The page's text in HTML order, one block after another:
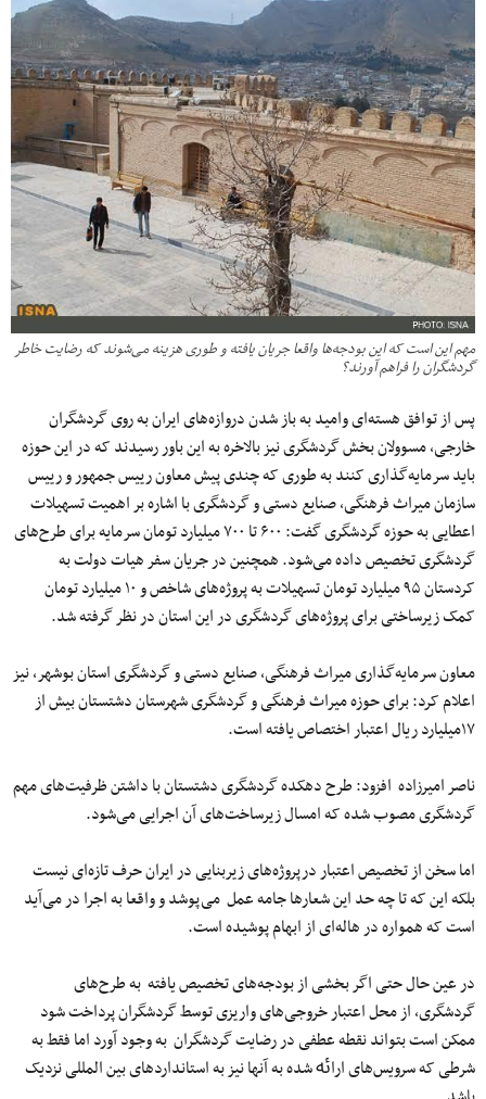
مهم این است که این بودجه‌ها واقعا جریان یافته و طوری هزینه می‌شوند که رضایت خاطر
گردشگران را فراهم آورند؟
پس از توافق هسته‌ای وامید به باز شدن دروازه‌های ایران به روی گردشگران
خارجی، مسوولان بخش گردشگری نیز بالاخره به این باور رسیدند که در این حوزه
باید سرمایه‌گذاری کنند به طوری که چندی پیش معاون رییس جمهور و رییس
سازمان میراث فرهنگی، صنایع دستی و گردشگری با اشاره بر اهمیت تسهیلات
اعطایی به حوزه گردشگری گفت: ۶۰۰ تا ۷۰۰ میلیارد تومان سرمایه برای طرح‌های
گردشگری تخصیص داده می‌شود. همچنین در جریان سفر هیات دولت به
کردستان ۹۵ میلیارد تومان تسهیلات به پروژه‌های شاخص و ۱۰ میلیارد تومان
کمک زیرساختی برای پروژه‌های گردشگری در این استان در نظر گرفته شد.
معاون سرمایه‌گذاری میراث فرهنگی، صنایع دستی و گردشگری استان بوشهر، نیز
اعلام کرد: برای حوزه میراث فرهنگی و گردشگری شهرستان دشتستان بیش از
۱۷میلیارد ریال اعتبار اختصاص یافته است.
ناصر امیرزاده افزود: طرح دهکده گردشگری دشتستان با داشتن ظرفیت‌های مهم
گردشگری مصوب شده که امسال زیرساخت‌های آن اجرایی می‌شود.
اما سخن از تخصیص اعتبار درپروژه‌های زیربنایی در ایران حرف تازه‌ای نیست
بلکه این که تا چه حد این شعار‌ها جامه عمل می‌پوشد و واقعا به اجرا در می‌آید
است که همواره در ‌هاله‌ای از ابهام پوشیده است.
در عین حال حتی اگر بخشی از بودجه‌های تخصیص یافته به طرح‌های
گردشگری، از محل اعتبار خروجی‌های واریزی توسط گردشگران پرداخت شود
ممکن است بتواند نقطه عطفی در رضایت گردشگران به وجود آورد اما فقط به
شرطی که سرویس‌های اراﯬ شده به آنها نیز به استانداردهای بین المللی نزدیک